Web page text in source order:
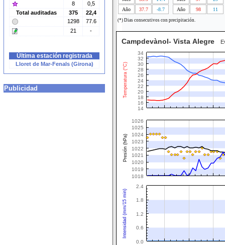
8
0,5
Total auditadas
375
22,4
1298
77.6
21
-
Última estación registrada
Lloret de Mar-Fenals (Girona)
Publicidad
Año
37.7 -8.7 Año 98 11
(*) Dias consecutivos con precipitación.
Temperatura (°C)
Presión (hPa)
Intensidad (mm/15 min)
Campdevànol- Vista Alegre
14
16
18
20
22
24
26
28
30
32
34
1018
1019
1020
1021
1022
1023
1024
1025
1026
0.0
0.6
1.2
1.8
2.4